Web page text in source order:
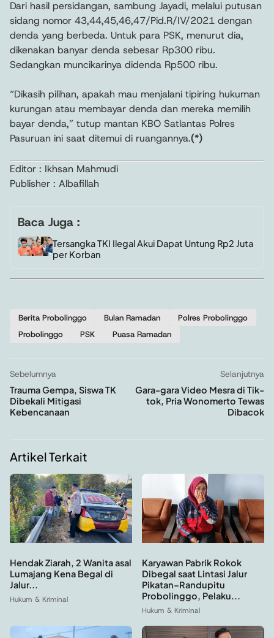
Dari hasil persidangan, sambung Jayadi, melalui putusan
sidang nomor 43,44,45,46,47/Pid.R/IV/2021 dengan
denda yang berbeda. Untuk para PSK, menurut dia,
dikenakan banyar denda sebesar Rp300 ribu.
Sedangkan muncikarinya didenda Rp500 ribu.
“Dikasih pilihan, apakah mau menjalani tipiring hukuman
kurungan atau membayar denda dan mereka memilih
bayar denda,” tutup mantan KBO Satlantas Polres
Pasuruan ini saat ditemui di ruangannya.(*)
Editor : Ikhsan Mahmudi
Publisher : Albafillah
Baca Juga :
Tersangka TKI Ilegal Akui Dapat Untung Rp2 Juta
per Korban
Berita Probolinggo Bulan Ramadan
Polres Probolinggo
Probolinggo
PSK Puasa Ramadan
Sebelumnya
Trauma Gempa, Siswa TK
Dibekali Mitigasi
Kebencanaan
Selanjutnya
Gara-gara Video Mesra di Tik-
tok, Pria Wonomerto Tewas
Dibacok
Artikel Terkait
Hendak Ziarah, 2 Wanita asal
Lumajang Kena Begal di
Jalur...
Hukum & Kriminal
Karyawan Pabrik Rokok
Dibegal saat Lintasi Jalur
Pikatan–Randupitu
Probolinggo, Pelaku...
Hukum & Kriminal